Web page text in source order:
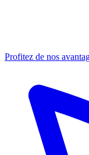
Profitez de nos